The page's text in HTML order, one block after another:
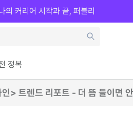
정복
의 커리어 시작과 끝, 퍼블리
> 트렌드 리포트 - 더 뜸 들이면